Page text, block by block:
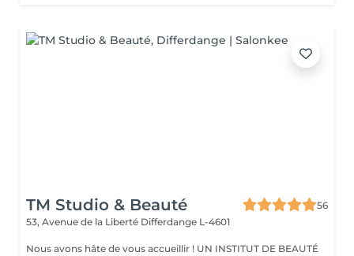
TM Studio & Beauté
56
53, Avenue de la Liberté Differdange L-4601
Nous avons hâte de vous accueillir ! UN INSTITUT DE BEAUTÉ